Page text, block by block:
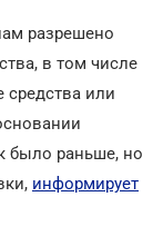
разрешено
в том числе
средства или
было раньше, но
информирует